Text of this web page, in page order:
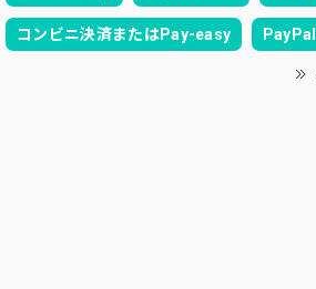
コンビニ決済またはPay-easy PayPal